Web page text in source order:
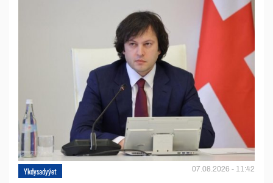
Ykdysadyýet 07.08.2026 - 11:42